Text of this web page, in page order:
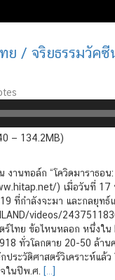
ย / จริยธรรมวัค
— 134.2MB)
านทอล์ก “โควิดมาราธอน
) เมื่อวันที่
ที่กำลังจะมา และกลยุท
videos/
ไทย ข้อไหนหลอก หนึ่งใ
ทั่วโลกตาย 20-50 ล้า
ระวัติศาสตร์วิเคราะห์แล้
ในปีพ.ศ.
[…]